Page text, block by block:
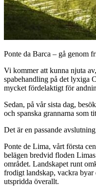
Ponte da Barca – gå genom
Vi kommer att kunna njuta
spabehandling på det lyxiga
mycket fördelaktigt för
Sedan, på vår sista dag,
och spanska grannarna som
Det är en passande
Ponte de Lima, vårt första
belägen bredvid floden
området. Landskapet runt
frodigt landskap, vackra byar
utspridda överallt.